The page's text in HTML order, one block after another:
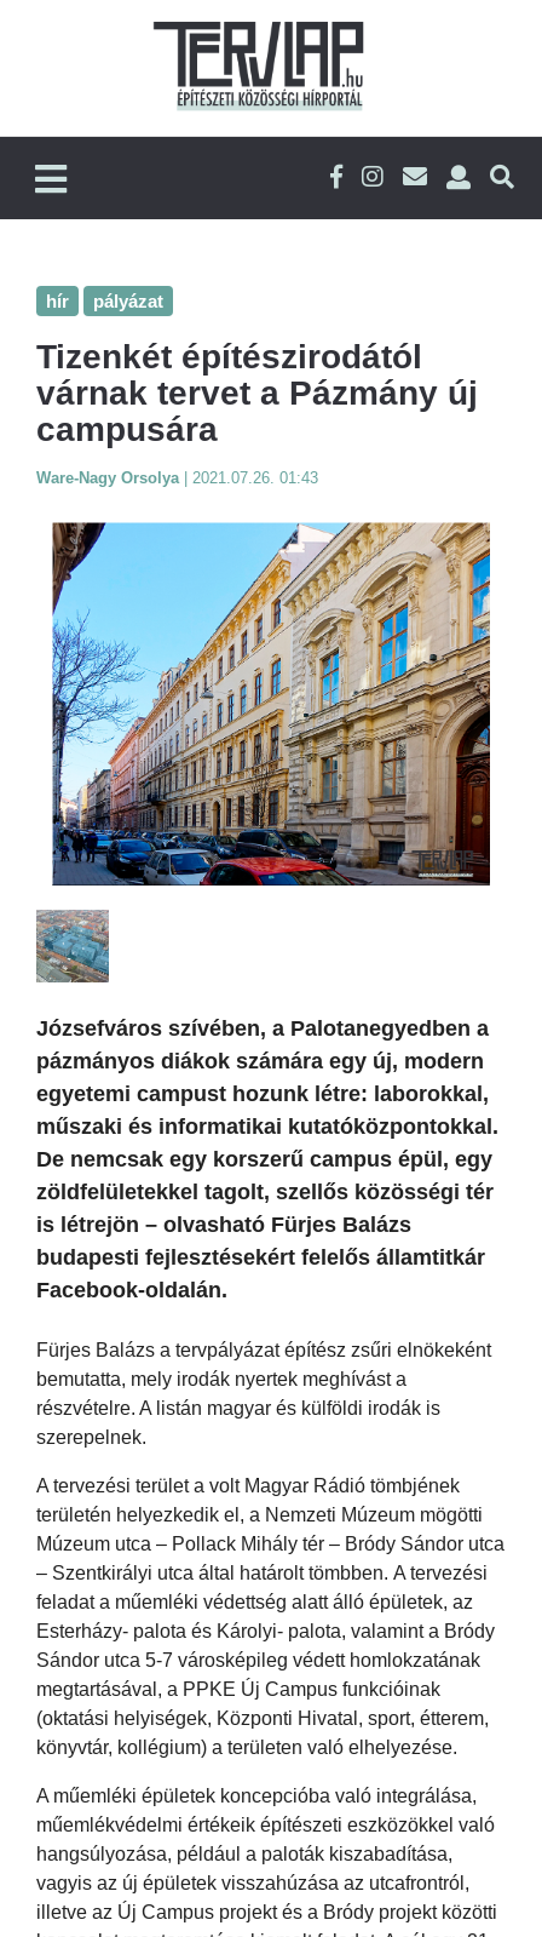
hír pályázat
Tizenkét építészirodától
várnak tervet a Pázmány új
campusára
Ware-Nagy Orsolya 2021.07.26. 01:43
Józsefváros szívében, a Palotanegyedben a
pázmányos diákok számára egy új, modern
egyetemi campust hozunk létre: laborokkal,
műszaki és informatikai kutatóközpontokkal.
De nemcsak egy korszerű campus épül, egy
zöldfelületekkel tagolt, szellős közösségi tér
is létrejön – olvasható Fürjes Balázs
budapesti fejlesztésekért felelős államtitkár
Facebook-oldalán.
Fürjes Balázs a tervpályázat építész zsűri elnökeként
bemutatta, mely irodák nyertek meghívást a
részvételre. A listán magyar és külföldi irodák is
szerepelnek.
A tervezési terület a volt Magyar Rádió tömbjének
területén helyezkedik el, a Nemzeti Múzeum mögötti
Múzeum utca – Pollack Mihály tér – Bródy Sándor utca
– Szentkirályi utca által határolt tömbben. A tervezési
feladat a műemléki védettség alatt álló épületek, az
Esterházy- palota és Károlyi- palota, valamint a Bródy
Sándor utca 5-7 városképileg védett homlokzatának
megtartásával, a PPKE Új Campus funkcióinak
(oktatási helyiségek, Központi Hivatal, sport, étterem,
könyvtár, kollégium) a területen való elhelyezése.
A műemléki épületek koncepcióba való integrálása,
műemlékvédelmi értékeik építészeti eszközökkel való
hangsúlyozása, például a paloták kiszabadítása,
vagyis az új épületek visszahúzása az utcafrontról,
illetve az Új Campus projekt és a Bródy projekt közötti